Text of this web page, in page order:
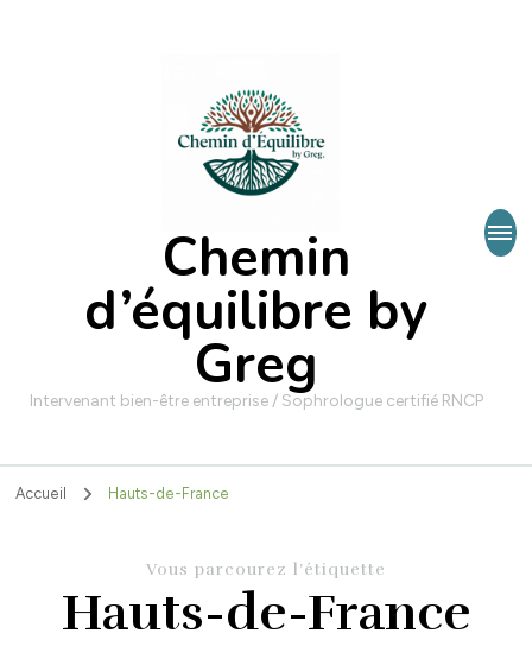
Chemin
d’équilibre by
Greg
Intervenant bien-être entreprise / Sophrologue certifié RNCP
Accueil Hauts-de-France
Vous parcourez l’étiquette
Hauts-de-France